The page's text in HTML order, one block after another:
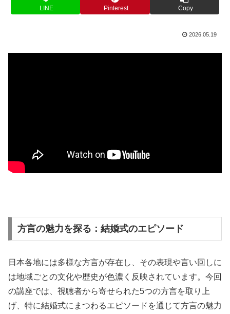
LINE Pinterest Copy
2026.05.19
方言の魅力を探る：結婚式のエピソード
日本各地には多様な方言が存在し、その表現や言い回しに
は地域ごとの文化や歴史が色濃く反映されています。今回
の講座では、視聴者から寄せられた5つの方言を取り上
げ、特に結婚式にまつわるエピソードを通じて方言の魅力